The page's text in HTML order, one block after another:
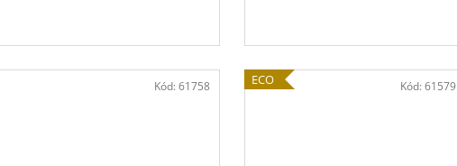
Kód:61758 ECO Kód: 61579